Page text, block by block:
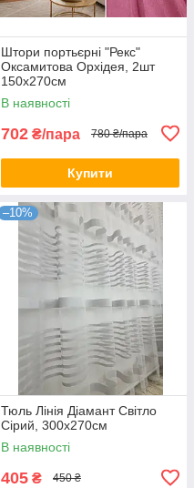
Штори портьєрні "Рекс"
Оксамитова Орхідея, 2шт
150х270см
В наявності
702 ₴/пара 780 ₴/пара
Купити
–10%
Тюль Лінія Діамант Світло
Сірий, 300х270см
В наявності
405 ₴ 450 ₴